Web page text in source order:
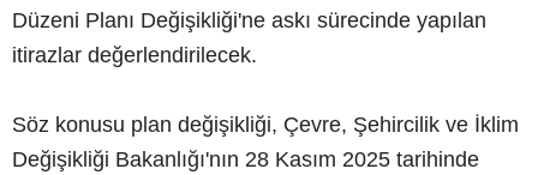
Düzeni Planı Değişikliği'ne askı sürecinde yapılan
itirazlar değerlendirilecek.
Söz konusu plan değişikliği, Çevre, Şehircilik ve İklim
Değişikliği Bakanlığı'nın 28 Kasım 2025 tarihinde